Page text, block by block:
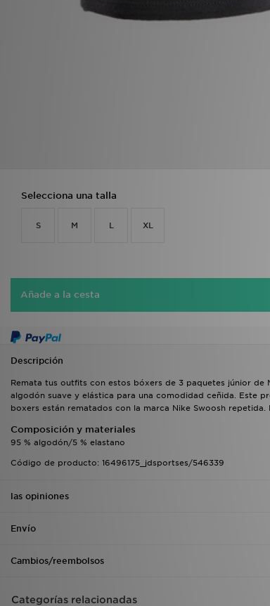
Selecciona una talla
S M L XL
Añade a la cesta
Descripción
Remata tus outfits con estos bóxers de 3 paquetes júnior
algodón suave y elástica para una comodidad ceñida. Este
boxers están rematados con la marca Nike Swoosh
Composición y materiales
95 % algodón/5 % elastano
Código de producto: 16496175_jdsportses/546339
las opiniones
Envío
Cambios/reembolsos
Categorías relacionadas